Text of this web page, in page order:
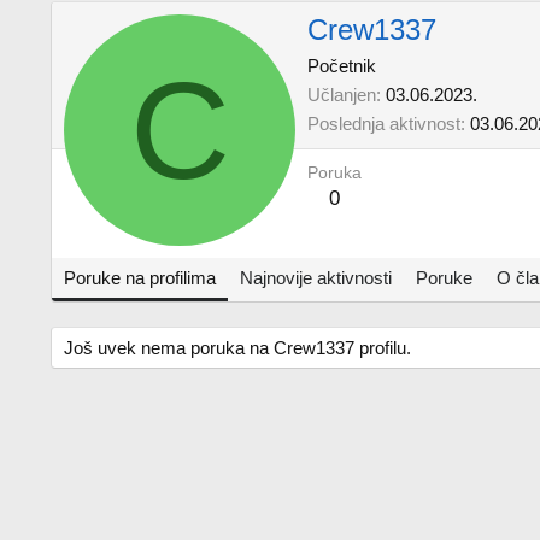
C
Crew1337
Početnik
Učlanjen 03.06.2023.
Poslednja aktivnost
Poruka
0
Poruke na profilima Najnovije aktivnosti Poruke O
Još uvek nema poruka na Crew1337 profilu.